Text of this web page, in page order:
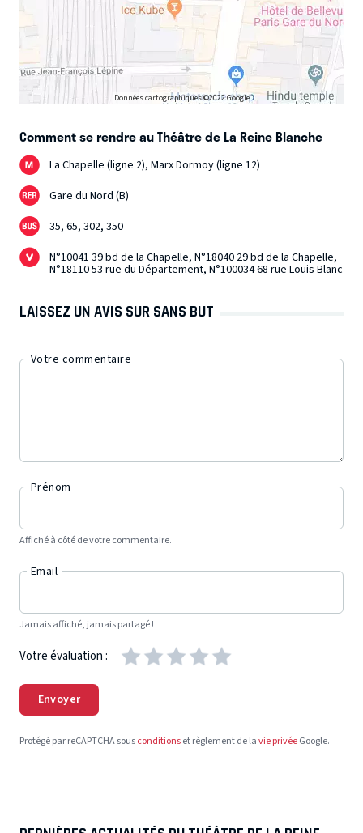
Données cartographiques ©2022 Google
Comment se rendre au Théâtre de La Reine Blanche
La Chapelle (ligne 2), Marx Dormoy (ligne 12)
Gare du Nord (B)
35, 65, 302, 350
N°10041 39 bd de la Chapelle, N°18040 29 bd de la Chapelle,
N°18110 53 rue du Département, N°100034 68 rue Louis Blanc
LAISSEZ UN AVIS SUR SANS BUT
Votre commentaire
Prénom
Affiché à côté de votre commentaire.
Email
Jamais affiché, jamais partagé !
Votre évaluation :
Envoyer
Protégé par reCAPTCHA sousconditionset règlement de lavie privéeGoogle.